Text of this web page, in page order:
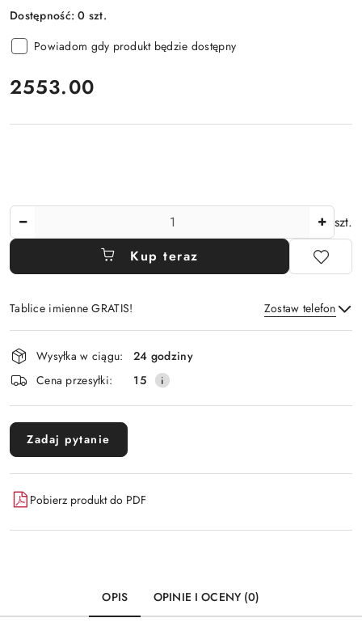
Dostępność:0 szt.
Powiadom gdy produkt będzie dostępny
cena:
2553.00
szt.
Kup teraz
Tablice imienne GRATIS! Zostaw telefon
Wyślij
Dostępność
i
dostawa
Wysyłka w ciągu:
24 godziny
Cena przesyłki:
15
Zadaj pytanie
Pobierz produkt do PDF
OPIS OPINIE I OCENY (0)